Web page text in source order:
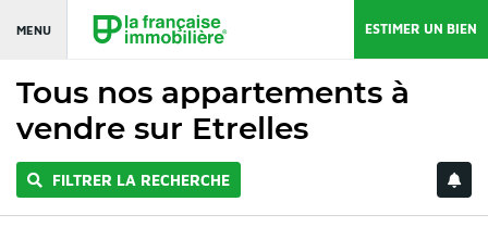
MENU ESTIMER UN BIEN
Tous nos appartements à
vendre sur Etrelles
FILTRER LA RECHERCHE